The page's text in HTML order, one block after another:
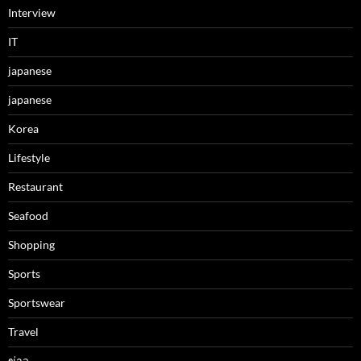
Interview
IT
japanese
japanese
Korea
Lifestyle
Restaurant
Seafood
Shopping
Sports
Sportswear
Travel